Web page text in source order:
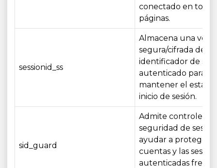
conectado en todas
páginas.
sessionid_ss
Almacena una
segura/cifrada del
identificador de
autenticado para
mantener el
inicio de sesión.
sid_guard
Admite controles
seguridad de sesión
ayudar a proteger
cuentas y las
autenticadas frente